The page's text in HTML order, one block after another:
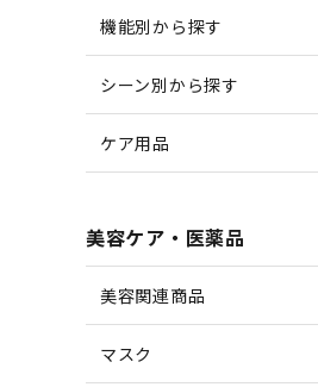
機能別から探す
シーン別から探す
ケア用品
美容ケア・医薬品
美容関連商品
マスク